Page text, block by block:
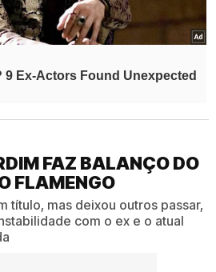
FAZ BALANÇO DO
FLAMENGO
título, mas deixou outros passar,
com o ex e o atual